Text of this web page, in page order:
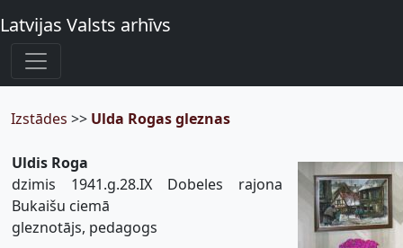
Latvijas Valsts arhīvs
Izstādes >> Ulda Rogas gleznas
Uldis Roga
dzimis 1941.g.28.IX Dobeles rajona
Bukaišu ciemā
gleznotājs, pedagogs